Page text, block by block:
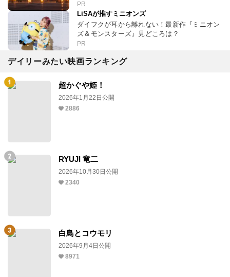
PR
LiSAが推すミニオンズ
ダイフクが耳から離れない！最新作『ミニオン
ズ＆モンスターズ』見どころは？
PR
デイリーみたい映画ランキング
超かぐや姫！
2026年1月22日公開
2886
RYUJI 竜二
2026年10月30日公開
2340
白鳥とコウモリ
2026年9月4日公開
8971